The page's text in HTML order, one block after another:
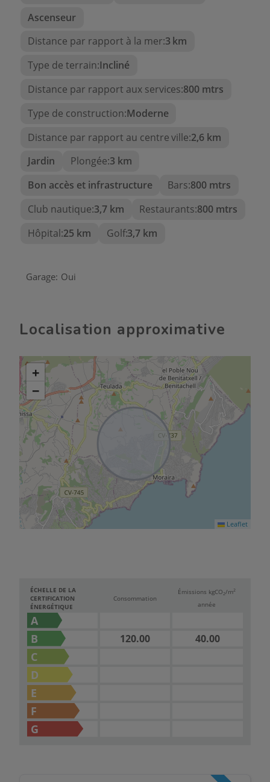
Ascenseur
Distance par rapport à la mer:3 km
Type de terrain:Incliné
Distance par rapport aux services:800 mtrs
Type de construction:Moderne
Distance par rapport au centre ville:2,6 km
Jardin
Plongée:3 km
Bon accès et infrastructure
Bars:800 mtrs
Club nautique:3,7 km Restaurants:800 mtrs
Hôpital:25 km Golf:3,7 km
Garage: Oui
Localisation approximative
+
−
Leaflet
ÉCHELLE DE LA
CERTIFICATION
ÉNERGÉTIQUE
Consommation
Émissions kgCO 2/m2
année
A
B
120.00 40.00
C
D
E
F
G